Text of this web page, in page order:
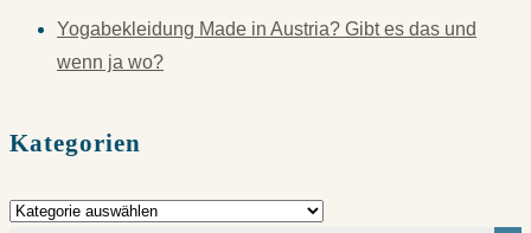
Yogabekleidung Made in Austria? Gibt es das und
wenn ja wo?
Kategorien
Kategorien